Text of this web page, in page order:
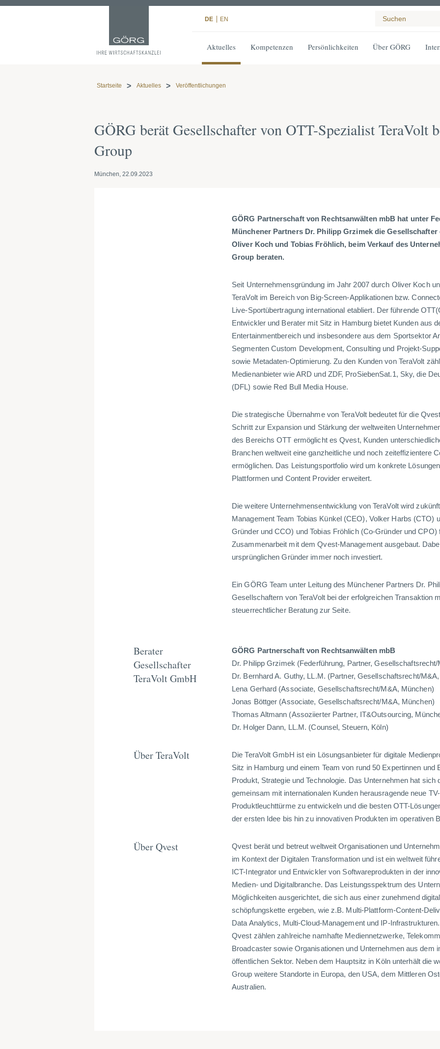
DE EN
Aktuelles Kompetenzen Persönlichkeiten Über GÖRG
Startseite Aktuelles Veröffentlichungen
GÖRG berät Gesellschafter von OTT-Spezialist TeraVolt
Group
München, 22.09.2023
GÖRG Partnerschaft von Rechtsanwälten mbB hat unter
Münchener Partners Dr. Philipp Grzimek die Gesellschafter
Oliver Koch und Tobias Fröhlich, beim Verkauf des
Group beraten.
Seit Unternehmensgründung im Jahr 2007 durch Oliver Koch
TeraVolt im Bereich von Big-Screen-Applikationen bzw.
Live-Sportübertragung international etabliert. Der führende
Entwickler und Berater mit Sitz in Hamburg bietet Kunden aus
Entertainmentbereich und insbesondere aus dem Sportsektor
Segmenten Custom Development, Consulting und Projekt-
sowie Metadaten-Optimierung. Zu den Kunden von TeraVolt
Medienanbieter wie ARD und ZDF, ProSiebenSat.1, Sky, die
(DFL) sowie Red Bull Media House.
Die strategische Übernahme von TeraVolt bedeutet für die
Schritt zur Expansion und Stärkung der weltweiten
des Bereichs OTT ermöglicht es Qvest, Kunden
Branchen weltweit eine ganzheitliche und noch zeiteffizientere
ermöglichen. Das Leistungsportfolio wird um konkrete
Plattformen und Content Provider erweitert.
Die weitere Unternehmensentwicklung von TeraVolt wird
Management Team Tobias Künkel (CEO), Volker Harbs (CTO)
Gründer und CCO) und Tobias Fröhlich (Co-Gründer und CPO)
Zusammenarbeit mit dem Qvest-Management ausgebaut.
ursprünglichen Gründer immer noch investiert.
Ein GÖRG Team unter Leitung des Münchener Partners Dr.
Gesellschaftern von TeraVolt bei der erfolgreichen Transaktion
steuerrechtlicher Beratung zur Seite.
Berater
Gesellschafter
TeraVolt GmbH
GÖRG Partnerschaft von Rechtsanwälten mbB
Dr. Philipp Grzimek (Federführung, Partner,
Dr. Bernhard A. Guthy, LL.M. (Partner, Gesellschaftsrecht/
Lena Gerhard (Associate, Gesellschaftsrecht/M&A, München)
Jonas Böttger (Associate, Gesellschaftsrecht/M&A, München)
Thomas Altmann (Assoziierter Partner, IT&Outsourcing,
Dr. Holger Dann, LL.M. (Counsel, Steuern, Köln)
Über TeraVolt
Die TeraVolt GmbH ist ein Lösungsanbieter für digitale
Sitz in Hamburg und einem Team von rund 50 Expertinnen und
Produkt, Strategie und Technologie. Das Unternehmen hat sich
gemeinsam mit internationalen Kunden herausragende neue
Produktleuchttürme zu entwickeln und die besten OTT-
der ersten Idee bis hin zu innovativen Produkten im operativen
Über Qvest
Qvest berät und betreut weltweit Organisationen und
im Kontext der Digitalen Transformation und ist ein weltweit
ICT-Integrator und Entwickler von Softwareprodukten in der
Medien- und Digitalbranche. Das Leistungsspektrum des
Möglichkeiten ausgerichtet, die sich aus einer zunehmend
schöpfungskette ergeben, wie z.B. Multi-Plattform-Content-
Data Analytics, Multi-Cloud-Management und IP-
Qvest zählen zahlreiche namhafte Mediennetzwerke,
Broadcaster sowie Organisationen und Unternehmen aus dem
öffentlichen Sektor. Neben dem Hauptsitz in Köln unterhält die
Group weitere Standorte in Europa, den USA, dem Mittleren
Australien.